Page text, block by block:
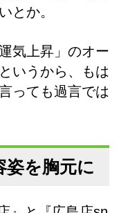
とか。
気上昇」のオー
いうから、もは
っても過言では
を胸元に